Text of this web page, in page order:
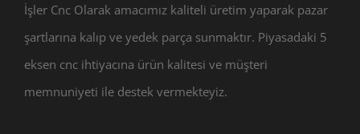
İşler Cnc Olarak amacımız kaliteli üretim yaparak pazar
şartlarına kalıp ve yedek parça sunmaktır. Piyasadaki 5
eksen cnc ihtiyacına ürün kalitesi ve müşteri
memnuniyeti ile destek vermekteyiz.